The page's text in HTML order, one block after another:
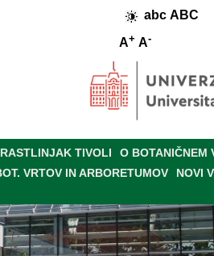
abc ABC
A+ A-
RASTLINJAK TIVOLI O BOTANIČNEM
VRTOV IN ARBORETUMOV NOVI